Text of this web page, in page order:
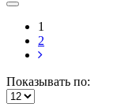
1
2
Показывать по: